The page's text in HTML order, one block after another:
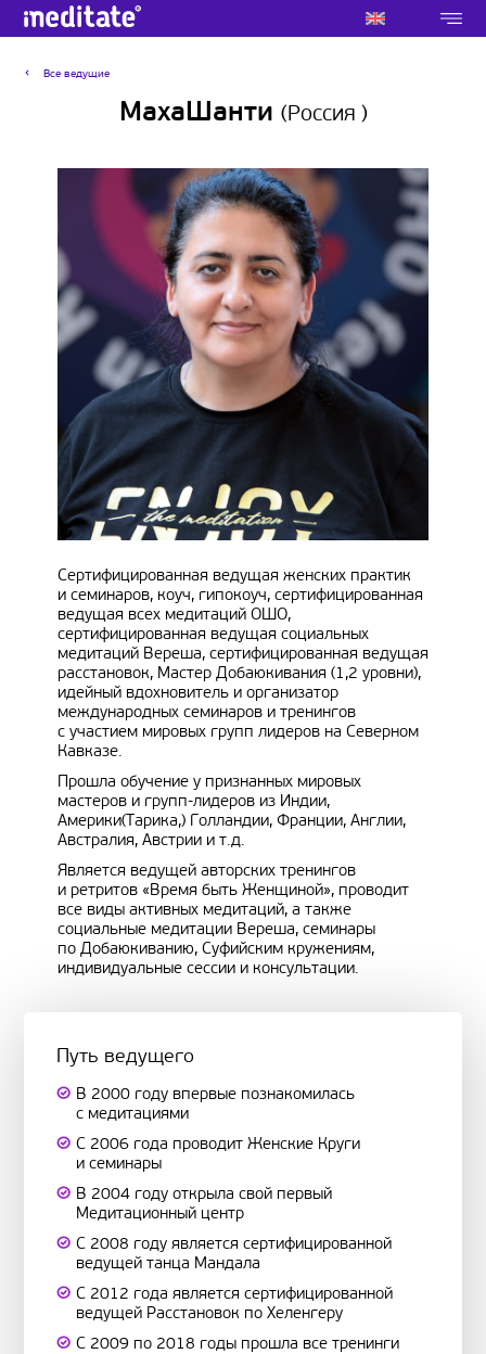
Все ведущие
МахаШанти (Россия )
Сертифицированная ведущая женских практик
и семинаров, коуч, гипокоуч, сертифицированная
ведущая всех медитаций ОШО,
сертифицированная ведущая социальных
медитаций Вереша, сертифицированная ведущая
расстановок, Мастер Добаюкивания (1,2 уровни),
идейный вдохновитель и организатор
международных семинаров и тренингов
с участием мировых групп лидеров на Северном
Кавказе.
Прошла обучение у признанных мировых
мастеров и групп-лидеров из Индии,
Америки(Тарика,) Голландии, Франции, Англии,
Австралия, Австрии и т.д.
Является ведущей авторских тренингов
и ретритов «Время быть Женщиной», проводит
все виды активных медитаций, а также
социальные медитации Вереша, семинары
по Добаюкиванию, Суфийским кружениям,
индивидуальные сессии и консультации.
Путь ведущего
В 2000 году впервые познакомилась
с медитациями
С 2006 года проводит Женские Круги
и семинары
В 2004 году открыла свой первый
Медитационный центр
С 2008 году является сертифицированной
ведущей танца Мандала
С 2012 года является сертифицированной
ведущей Расстановок по Хеленгеру
С 2009 по 2018 годы прошла все тренинги